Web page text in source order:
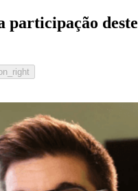
participação deste